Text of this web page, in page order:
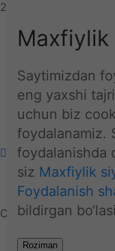
Saytimizdan
eng yaxshi
uchun biz
foydalanamiz.
foydalanishda
siz Maxfiylik
Foydalanish
bildirgan
Roziman
23-06-2025, 12:04
Об-ҳаво
Жаҳон
Иқтисодиёт
Спорт
Маҳаллий
O'zbekcha (UZ)
©
Сайт яратиш